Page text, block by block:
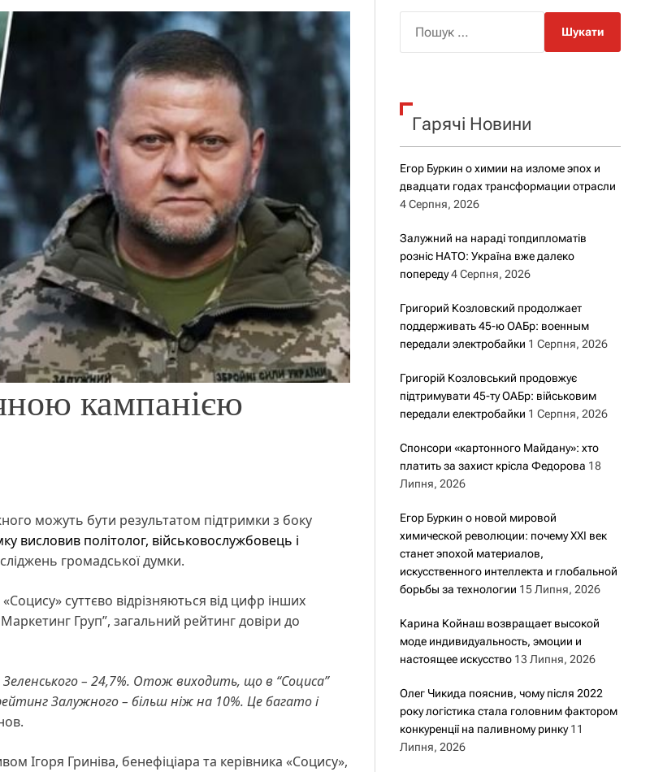
о
у
кампанією
можуть бути результатом підтримки з боку
висловив політолог, військовослужбовець і
громадської думки.
суттєво відрізняються від цифр інших
Груп”, загальний рейтинг довіри до
– 24,7%. Отож виходить, що в “Социса”
Залужного – більш ніж на 10%. Це багато і
Ігоря Гриніва, бенефіціара та керівника «Соцису»,
к
Гарячі Новини
Егор Буркин о химии на изломе эпох и
двадцати годах трансформации отрасли
4 Серпня, 2026
Залужний на нараді топдипломатів
розніс НАТО: Україна вже далеко
попереду 4 Серпня, 2026
Григорий Козловский продолжает
поддерживать 45-ю ОАБр: военным
передали электробайки 1 Серпня, 2026
Григорій Козловський продовжує
підтримувати 45-ту ОАБр: військовим
передали електробайки 1 Серпня, 2026
Спонсори «картонного Майдану»: хто
платить за захист крісла Федорова 18
Липня, 2026
Егор Буркин о новой мировой
химической революции: почему XXI век
станет эпохой материалов,
искусственного интеллекта и глобальной
борьбы за технологии 15 Липня, 2026
Карина Койнаш возвращает высокой
моде индивидуальность, эмоции и
настоящее искусство 13 Липня, 2026
Олег Чикида пояснив, чому після 2022
року логістика стала головним фактором
конкуренції на паливному ринку 11
Липня, 2026